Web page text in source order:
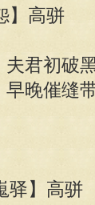
】高骈
夫君初破
晚催缝
驿】高骈